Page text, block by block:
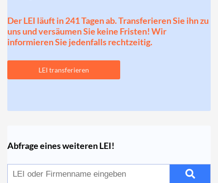
Der LEI läuft in 241 Tagen ab. Transferieren Sie ihn zu
uns und versäumen Sie keine Fristen! Wir
informieren Sie jedenfalls rechtzeitig.
LEI transferieren
Abfrage eines weiteren LEI!